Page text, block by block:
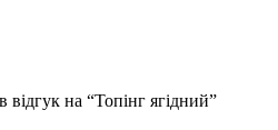
на “Топінг ягідний”